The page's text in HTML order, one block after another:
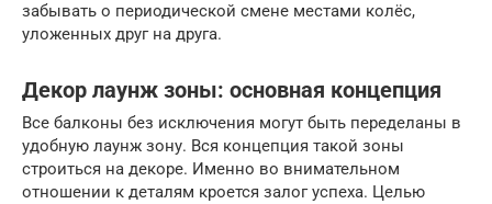
забывать о периодической смене местами колёс,
уложенных друг на друга.
Декор лаунж зоны: основная концепция
Все балконы без исключения могут быть переделаны в
удобную лаунж зону. Вся концепция такой зоны
строиться на декоре. Именно во внимательном
отношении к деталям кроется залог успеха. Целью